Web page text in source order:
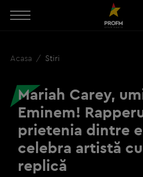
Acasa Stiri
Mariah Carey,
Eminem!
prietenia dintre
celebra artistă
replică